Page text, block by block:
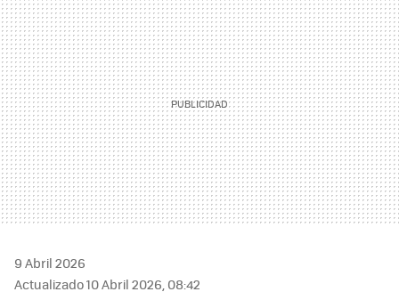
9 Abril 2026
Actualizado 10 Abril 2026, 08:42